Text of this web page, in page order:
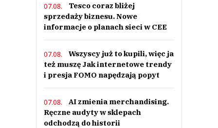
07.08.
Tesco coraz bliżej
sprzedaży biznesu. Nowe
informacje o planach sieci w CEE
07.08.
Wszyscy już to kupili, więc ja
też muszę Jak internetowe trendy
i presja FOMO napędzają popyt
07.08.
AI zmienia merchandising.
Ręczne audyty w sklepach
odchodzą do historii